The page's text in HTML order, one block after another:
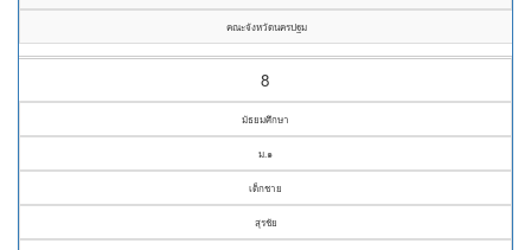
คณะจังหวัดนครปฐม
8
มัธยมศึกษา
ม.๑
เด็กชาย
สุรชัย